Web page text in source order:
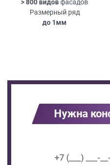
> 800 видовфасадов
Размерный ряд
до 1мм
Нужна